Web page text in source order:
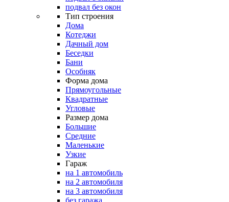
подвал без окон
Тип строения
Дома
Котеджи
Дачный дом
Беседки
Бани
Особняк
Форма дома
Прямоугольные
Квадратные
Угловые
Размер дома
Большие
Средние
Маленькие
Узкие
Гараж
на 1 автомобиль
на 2 автомобиля
на 3 автомобиля